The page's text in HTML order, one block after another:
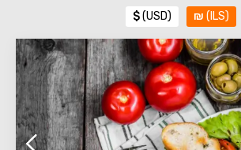
$(USD) ₪ (ILS)